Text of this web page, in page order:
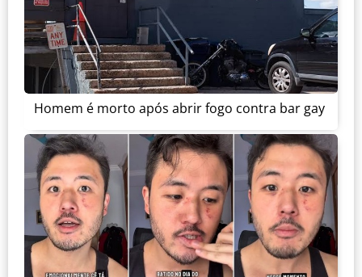
Homem é morto após abrir fogo contra bar gay